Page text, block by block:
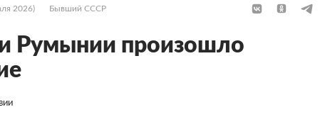
2026) Бывший СССР
Румынии произошло